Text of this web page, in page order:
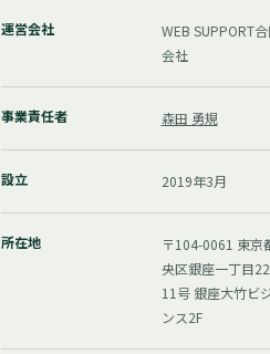
運営会社
WEB SUPPORT
会社
事業責任者 森田 勇規
設立 2019年3月
所在地
〒104-0061 東京
央区銀座一丁目
11号 銀座大竹ビ
ンス2F